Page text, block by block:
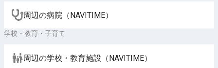
周辺の病院（NAVITIME）
学校・教育・子育て
周辺の学校・教育施設（NAVITIME）